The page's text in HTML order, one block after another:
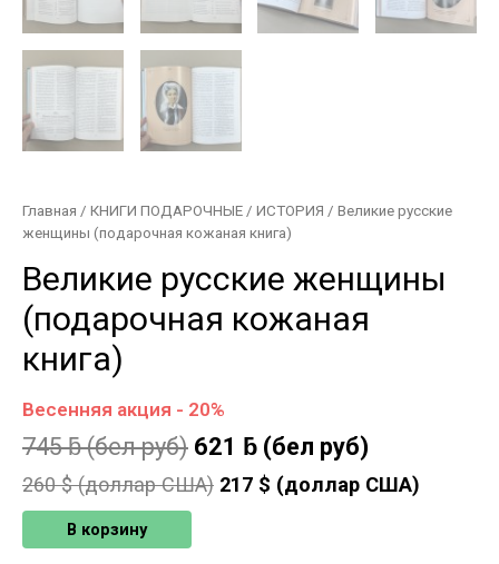
Главная / КНИГИ ПОДАРОЧНЫЕ / ИСТОРИЯ / Великие русские
женщины (подарочная кожаная книга)
Великие русские женщины
(подарочная кожаная
книга)
Весенняя акция - 20%
745ƃ(бел руб) 621 ƃ (бел руб)
260$ (доллар США) 217 $ (доллар США)
В корзину